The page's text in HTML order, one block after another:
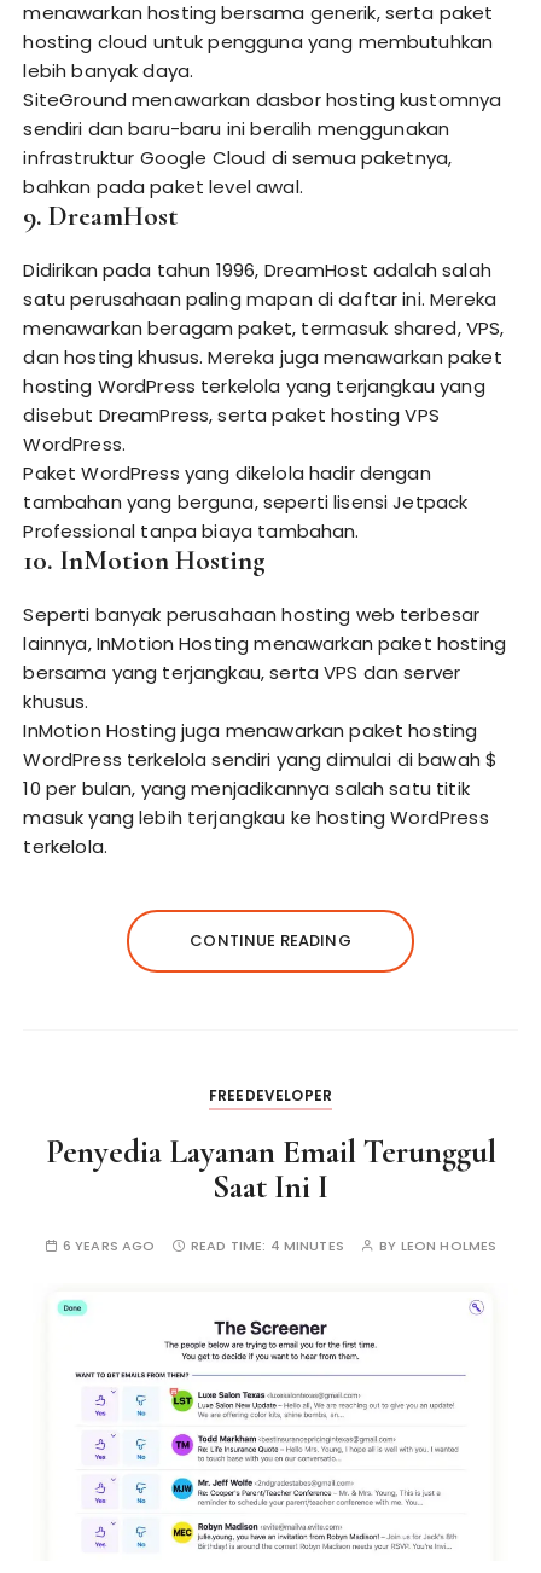
menawarkan hosting bersama generik, serta paket
hosting cloud untuk pengguna yang membutuhkan
lebih banyak daya.
SiteGround menawarkan dasbor hosting kustomnya
sendiri dan baru-baru ini beralih menggunakan
infrastruktur Google Cloud di semua paketnya,
bahkan pada paket level awal.
9. DreamHost
Didirikan pada tahun 1996, DreamHost adalah salah
satu perusahaan paling mapan di daftar ini. Mereka
menawarkan beragam paket, termasuk shared, VPS,
dan hosting khusus. Mereka juga menawarkan paket
hosting WordPress terkelola yang terjangkau yang
disebut DreamPress, serta paket hosting VPS
WordPress.
Paket WordPress yang dikelola hadir dengan
tambahan yang berguna, seperti lisensi Jetpack
Professional tanpa biaya tambahan.
10. InMotion Hosting
Seperti banyak perusahaan hosting web terbesar
lainnya, InMotion Hosting menawarkan paket hosting
bersama yang terjangkau, serta VPS dan server
khusus.
InMotion Hosting juga menawarkan paket hosting
WordPress terkelola sendiri yang dimulai di bawah $
10 per bulan, yang menjadikannya salah satu titik
masuk yang lebih terjangkau ke hosting WordPress
terkelola.
CONTINUE READING
FREEDEVELOPER
Penyedia Layanan Email Terunggul
Saat Ini I
6 YEARS AGO READ TIME: 4 MINUTES BY LEON HOLMES